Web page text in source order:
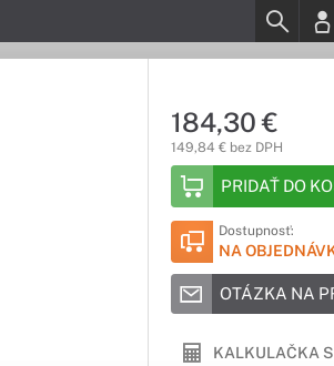
184,30 €
149,84 € bez DPH
PRIDAŤ DO
Dostupnosť:
NA
OTÁZKA NA
KALKULAČKA